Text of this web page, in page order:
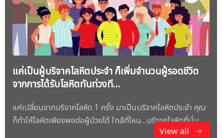
แค่เป็นผู้บริจาคโลหิตประจำ ก็เพิ่มจำนวนผู้รอดชีวิต
จากการได้รับโลหิตทันท่วงที…
แค่เปลี่ยนจากบริจาคโลหิต 1 ครั้ง มาเป็นบริจาคโลหิตประจำ คุณ
ก็ทำให้โลหิตเพียงพอต่อผู้ป่วยได้ ใกล้ที่ไหน…บริจาคโลหิตที่นั่น
View all